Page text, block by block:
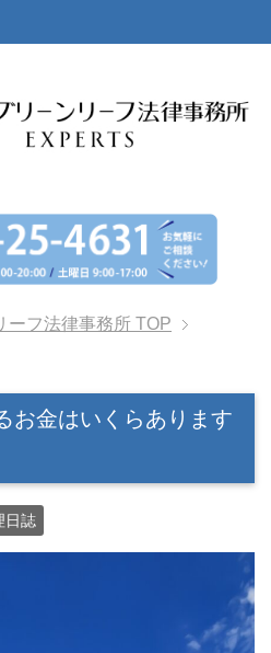
ーフ法律事務所 TOP
お金はいくらあります
日誌